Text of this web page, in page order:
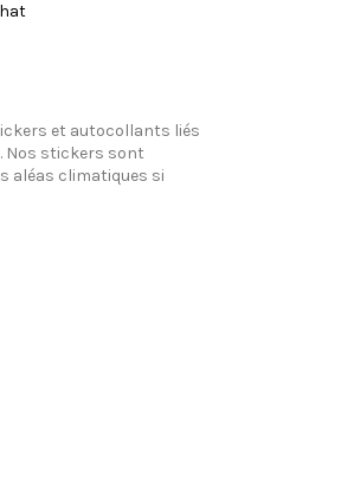
et autocollants liés
Nos stickers sont
aléas climatiques si